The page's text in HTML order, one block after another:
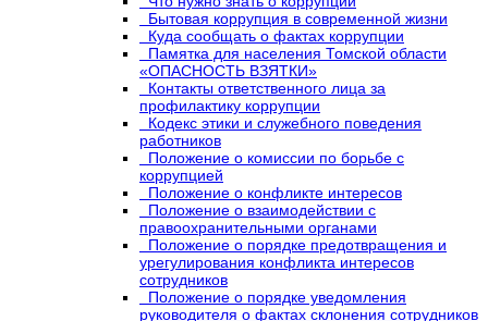
Бытовая коррупция в современной жизни
Куда сообщать о фактах коррупции
Памятка для населения Томской области
«ОПАСНОСТЬ ВЗЯТКИ»
Контакты ответственного лица за
профилактику коррупции
Кодекс этики и служебного поведения
работников
Положение о комиссии по борьбе с
коррупцией
Положение о конфликте интересов
Положение о взаимодействии с
правоохранительными органами
Положение о порядке предотвращения и
урегулирования конфликта интересов
сотрудников
Положение о порядке уведомления
руководителя о фактах склонения сотрудников